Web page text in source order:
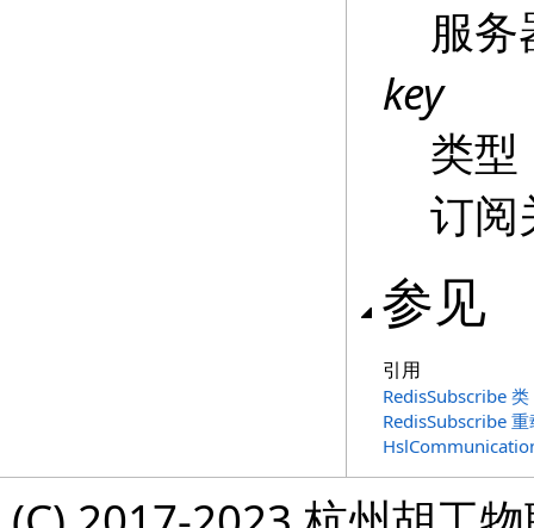
服务
key
类型
订阅
参见
引用
RedisSubscribe 类
RedisSubscribe 重